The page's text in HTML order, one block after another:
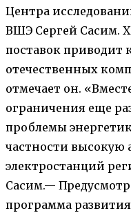
Центра
ВШЭ Сергей Сасим.
поставок приводит
отечественных
отмечает он.
ограничения еще
проблемы
частности высокую
электростанций
Сасим.—
программа